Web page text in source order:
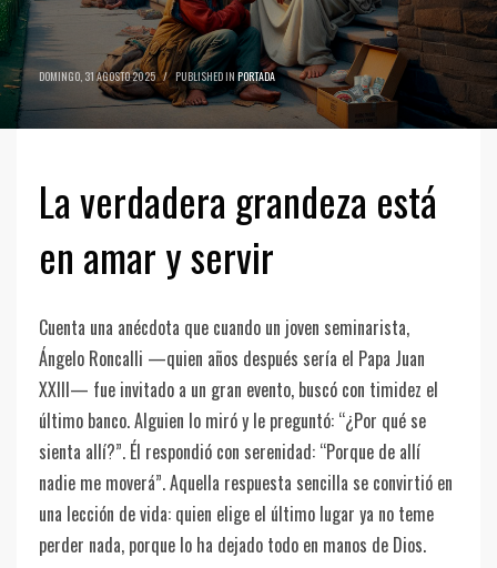
DOMINGO, 31 AGOSTO 2025 / PUBLISHED IN PORTADA
La verdadera grandeza está
en amar y servir
Cuenta una anécdota que cuando un joven seminarista,
Ángelo Roncalli —quien años después sería el Papa Juan
XXIII— fue invitado a un gran evento, buscó con timidez el
último banco. Alguien lo miró y le preguntó: “¿Por qué se
sienta allí?”. Él respondió con serenidad: “Porque de allí
nadie me moverá”. Aquella respuesta sencilla se convirtió en
una lección de vida: quien elige el último lugar ya no teme
perder nada, porque lo ha dejado todo en manos de Dios.